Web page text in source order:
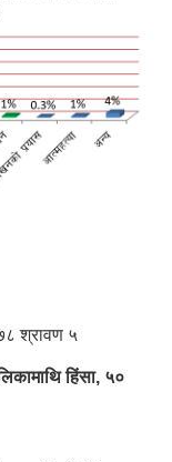
५
हिंसा, ५०